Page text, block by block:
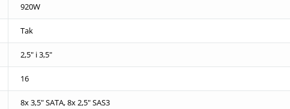
920W
Tak
2,5" i 3,5"
16
8x 3,5" SATA, 8x 2,5" SAS3